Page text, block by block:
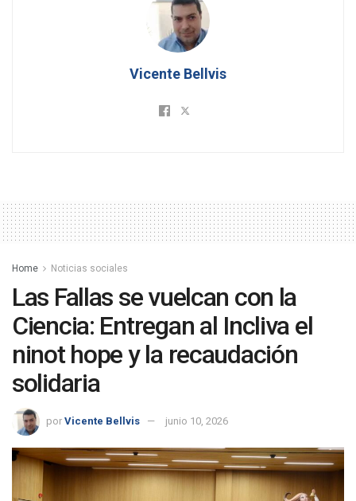
Vicente Bellvis
Home Noticias sociales
Las Fallas se vuelcan con la
Ciencia: Entregan al Incliva el
ninot hope y la recaudación
solidaria
por Vicente Bellvis junio 10, 2026